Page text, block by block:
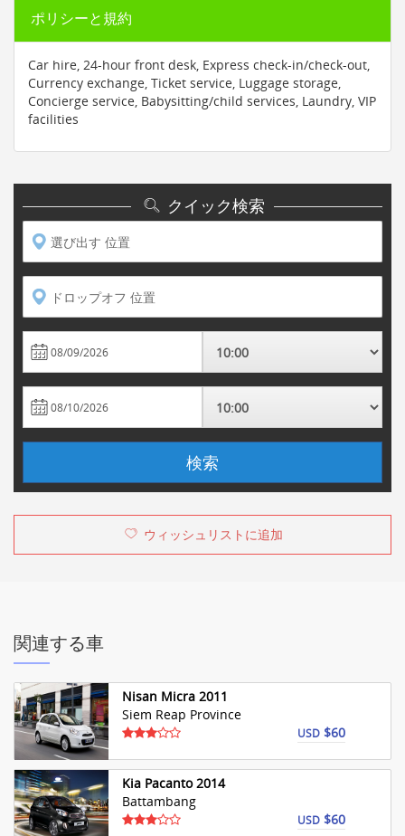
ポリシーと規約
Car hire, 24-hour front desk, Express check-in/check-out,
Currency exchange, Ticket service, Luggage storage,
Concierge service, Babysitting/child services, Laundry, VIP
facilities
クイック検索
選び出す 位置
ドロップオフ 位置
検索
ウィッシュリストに追加
関連する車
Nisan Micra 2011
Siem Reap Province
USD $60
Kia Pacanto 2014
Battambang
USD $60